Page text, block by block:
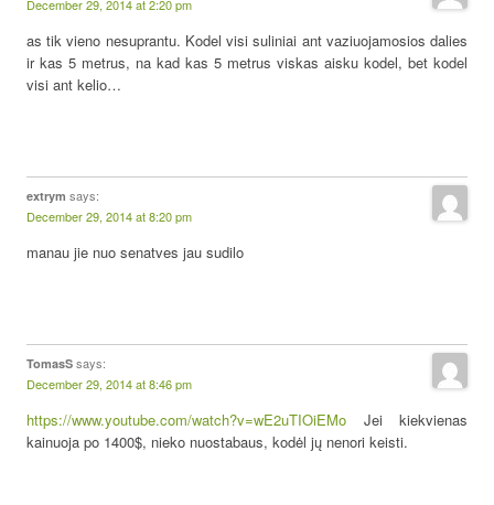
December 29, 2014 at 2:20 pm
as tik vieno nesuprantu. Kodel visi suliniai ant vaziuojamosios dalies
ir kas 5 metrus, na kad kas 5 metrus viskas aisku kodel, bet kodel
visi ant kelio…
extrym says:
December 29, 2014 at 8:20 pm
manau jie nuo senatves jau sudilo
TomasS says:
December 29, 2014 at 8:46 pm
https://www.youtube.com/watch?v=wE2uTIOiEMo Jei kiekvienas
kainuoja po 1400$, nieko nuostabaus, kodėl jų nenori keisti.